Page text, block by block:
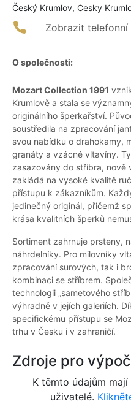
Český Krumlov, Cesky
Zobrazit telefonní
O společnosti:
Mozart Collection 1991
Krumlově a stala se
originálního šperkařství.
soustředila na zpracování
svou nabídku o drahokamy,
granáty a vzácné vltavíny.
zasazovány do stříbra, nově
zakládá na vysoké kvalitě
přístupu k zákazníkům.
jedinečný originál, přičemž
krása kvalitních šperků
Sortiment zahrnuje prsteny,
náhrdelníky. Pro milovníky
zpracování surových, tak i
kombinaci se stříbrem.
technologii „sametového
výhradně v jejích galeriích.
specifickému přístupu se
trhu v Česku i v zahraničí.
Zdroje pro
K těmto údajům
uživatelé.